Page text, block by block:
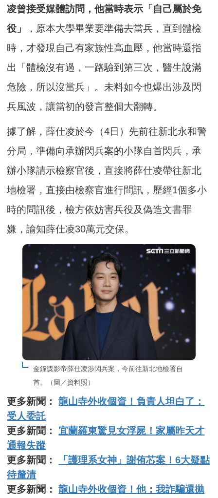
凌曾接受媒體訪問，他當時表示「自己屬於免
役」
，原本大學畢業要準備去當兵，直到體檢
時，才發現自己有家族性高血壓，他當時還指
出「體檢沒有過，一路驗到第三次，醫生說滿
危險，所以沒當兵」。未料如今也爆出涉及閃
兵風波，讓當初的發言整個大翻轉。
據了解，薛仕凌於今（4日）先前往新北永和警
分局，準備向承辦閃兵案的小隊自首閃兵，承
辦小隊請示檢察官後，直接將薛仕凌帶往新北
地檢署，直接由檢察官進行問訊，歷經1個多小
時的問訊後，檢方依妨害兵役及偽造文書罪
嫌，諭知薛仕凌30萬元交保。
金鐘獎影帝薛仕凌涉閃兵案，今前往新北地檢署自
首。（圖／資料照）
更多新聞：龍山寺外收個資！負責人坦白了：
受人委託
更多新聞： 宜蘭羅東驚見女浮屍！家屬昨天才
通報失蹤
更多新聞：
「護理系女神」謝侑芯案！6大疑點
待釐清
更多新聞：龍山寺外收個資！他：我詐騙還拋